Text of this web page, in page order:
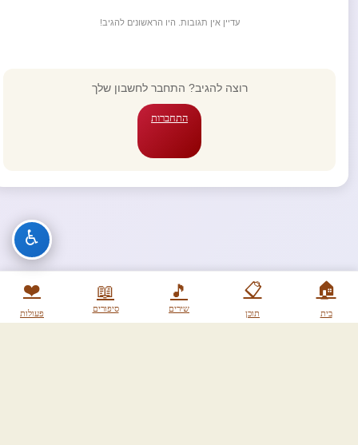
🏠
בית
📋
תוכן
🎵
שירים
📖
סיפורים
❤️
פעולות
עדיין אין תגובות. היו הראשונים להגיב!
רוצה להגיב? התחבר לחשבון שלך
התחברות
♿